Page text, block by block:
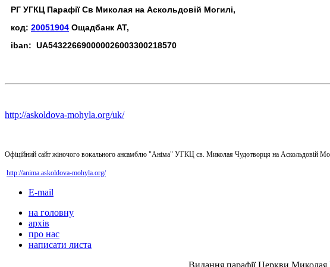
РГ УГКЦ Парафії Св Миколая на Аскольдовій Могилі,
код: 20051904 Ощадбанк АТ,
iban: UA543226690000026003300218570
http://askoldova-mohyla.org/uk/
Офіційний сайт жіночого вокального ансамблю "Аніма" УГКЦ св. Миколая Чудотворця на Аскольдовій
http://anima.askoldova-mohyla.org/
E-mail
на головну
архів
про нас
написати листа